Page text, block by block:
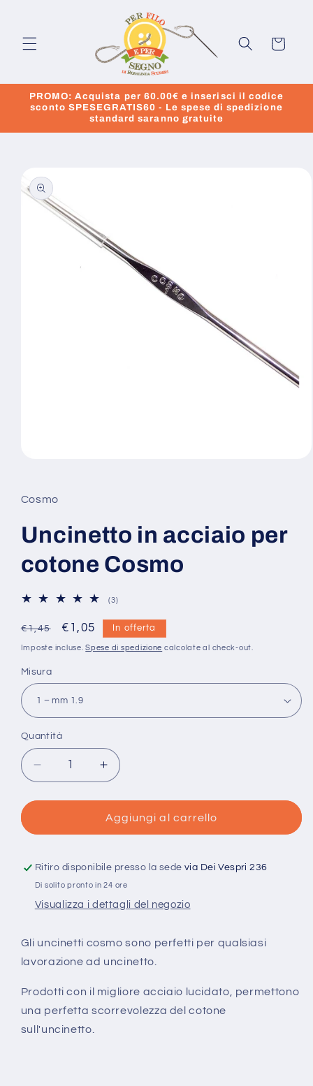
Carrello
PROMO: Acquista per 60.00€ e inserisci il codice
sconto SPESEGRATIS60 - Le spese di spedizione
standard saranno gratuite
informazioni
sul prodotto
1
in
modale
Cosmo
Uncinetto in acciaio per
cotone Cosmo
(3)3
totali
Prezzo
di
€1,45
Prezzo
scontato
€1,05 In offerta
Imposte incluse.Spese di spedizione calcolate al check-out.
Misura
Quantità
Quantità
Diminuisci
quantità
per
in
per
cotone
Aumenta
quantità
per
Uncinetto
in
per
cotone
Aggiungi al carrello
Ritiro disponibile presso la sedevia Dei Vespri 236
Di solito pronto in 24 ore
Visualizza i dettagli del negozio
Gli uncinetti cosmo sono perfetti per qualsiasi
lavorazione ad uncinetto.
Prodotti con il migliore acciaio lucidato, permettono
una perfetta scorrevolezza del cotone
sull'uncinetto.